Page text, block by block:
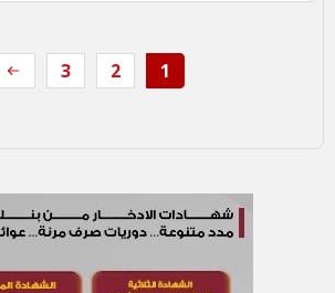
1
2
3